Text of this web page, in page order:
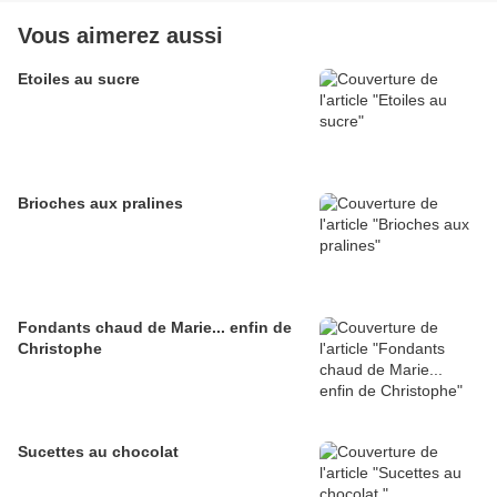
Vous aimerez aussi
Etoiles au sucre
Brioches aux pralines
Fondants chaud de Marie... enfin de
Christophe
Sucettes au chocolat